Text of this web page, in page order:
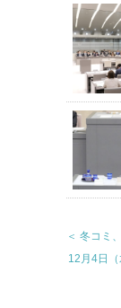
＜ 冬コミ
12月4日